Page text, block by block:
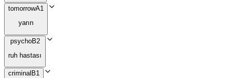
tomorrowA1
yarın
psychoB2
ruh hastası
criminal B1